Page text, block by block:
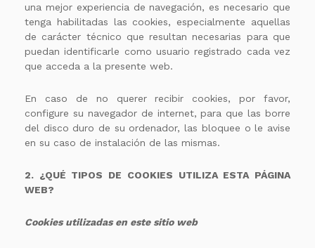
una mejor experiencia de navegación, es necesario que
tenga habilitadas las cookies, especialmente aquellas
de carácter técnico que resultan necesarias para que
puedan identificarle como usuario registrado cada vez
que acceda a la presente web.
En caso de no querer recibir cookies, por favor,
configure su navegador de internet, para que las borre
del disco duro de su ordenador, las bloquee o le avise
en su caso de instalación de las mismas.
2. ¿QUÉ TIPOS DE COOKIES UTILIZA ESTA PÁGINA
WEB?
Cookies utilizadas en este sitio web